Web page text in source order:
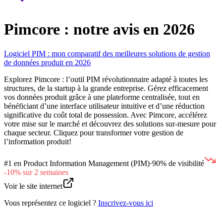
Pimcore : notre avis en 2026
Logiciel PIM : mon comparatif des meilleures solutions de gestion
de données produit en 2026
Explorez Pimcore : l’outil PIM révolutionnaire adapté à toutes les
structures, de la startup à la grande entreprise. Gérez efficacement
vos données produit grâce à une plateforme centralisée, tout en
bénéficiant d’une interface utilisateur intuitive et d’une réduction
significative du coût total de possession. Avec Pimcore, accélérez
votre mise sur le marché et découvrez des solutions sur-mesure pour
chaque secteur. Cliquez pour transformer votre gestion de
l’information produit!
#1 en Product Information Management (PIM)·90% de visibilité
-10% sur 2 semaines
Voir le site internet
Vous représentez ce logiciel ? Inscrivez-vous ici